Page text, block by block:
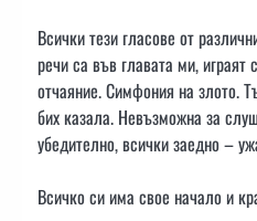
Всички тези гласове от
речи са във главата ми,
отчаяние. Симфония на злото.
бих казала. Невъзможна за
убедително, всички заедно –
Всичко си има свое начало и